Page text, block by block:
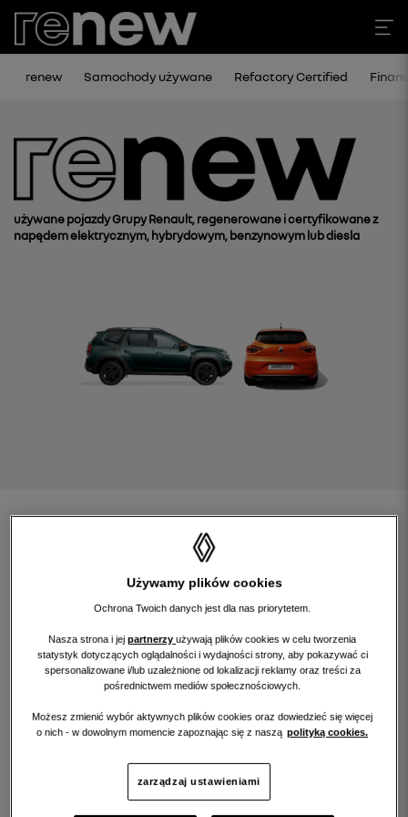
renew Samochody używane Refactory Certified
używane pojazdy Grupy Renault, regenerowane i certyfikowane z
napędem elektrycznym, hybrydowym, benzynowym lub diesla
znajdź samochód
filtruj wyniki szukania według:
renew gold renew start
renew pro
Używamy plików cookies
Ochrona Twoich danych jest dla nas priorytetem.
Nasza strona i jej partnerzy używają plików cookies w celu tworzenia
statystyk dotyczących oglądalności i wydajności strony, aby pokazywać ci
spersonalizowane i/lub uzależnione od lokalizacji reklamy oraz treści za
pośrednictwem mediów społecznościowych.
Możesz zmienić wybór aktywnych plików cookies oraz dowiedzieć się więcej
o nich - w dowolnym momencie zapoznając się z naszą polityką cookies.
zarządzaj ustawieniami